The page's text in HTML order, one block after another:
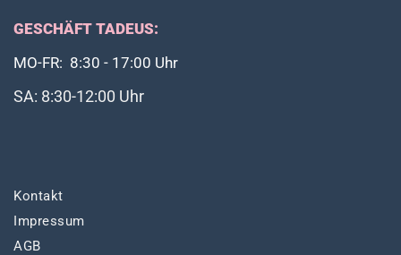
GESCHÄFT TADEUS:
MO-FR: 8:30 - 17:00 Uhr
SA: 8:30-12:00 Uhr
Kontakt
Impressum
AGB